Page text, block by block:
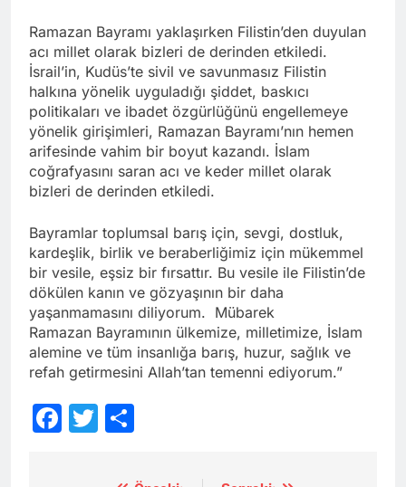
Ramazan Bayramı yaklaşırken Filistin’den duyulan
acı millet olarak bizleri de derinden etkiledi.
İsrail’in, Kudüs’te sivil ve savunmasız Filistin
halkına yönelik uyguladığı şiddet, baskıcı
politikaları ve ibadet özgürlüğünü engellemeye
yönelik girişimleri, Ramazan Bayramı’nın hemen
arifesinde vahim bir boyut kazandı. İslam
coğrafyasını saran acı ve keder millet olarak
bizleri de derinden etkiledi.
Bayramlar toplumsal barış için, sevgi, dostluk,
kardeşlik, birlik ve beraberliğimiz için mükemmel
bir vesile, eşsiz bir fırsattır. Bu vesile ile Filistin’de
dökülen kanın ve gözyaşının bir daha
yaşanmamasını diliyorum. Mübarek
Ramazan Bayramının ülkemize, milletimize, İslam
alemine ve tüm insanlığa barış, huzur, sağlık ve
refah getirmesini Allah’tan temenni ediyorum.”
Facebook
Twitter